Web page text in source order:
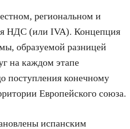
региональном и
НДС (или IVA). Концепция
образуемой разницей
на каждом этапе
поступления конечному
Европейского союза.
испанским